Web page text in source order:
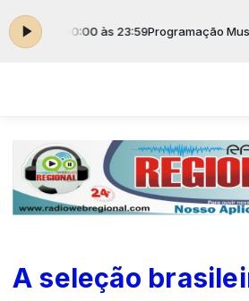
) das 00:00 às 23:59Programação Musical (
A seleção